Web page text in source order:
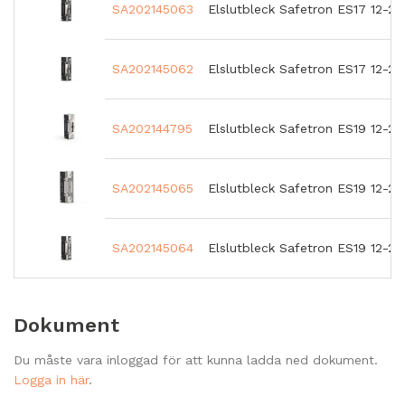
SA202145063 Elslutbleck Safetron ES17 12-
SA202145062 Elslutbleck Safetron ES17 12-
SA202144795 Elslutbleck Safetron ES19 12-
SA202145065 Elslutbleck Safetron ES19 12-
SA202145064 Elslutbleck Safetron ES19 12-
Dokument
Du måste vara inloggad för att kunna ladda ned dokument.
Logga in här.